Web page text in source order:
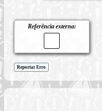
Referência externa:
Reportar Erro